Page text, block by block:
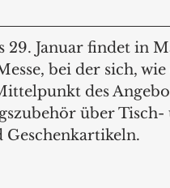
29. Januar findet in
bei der sich,
des
über Tisch-
Geschenkartikeln.